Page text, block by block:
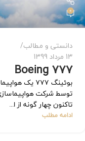
0
دانستی و مطالب
13 مرداد 1399
Boeing 777
بوئینگ ۷۷۷
توسط شرکت
تاکنون چهار گونه از ا...
ادامه مطلب